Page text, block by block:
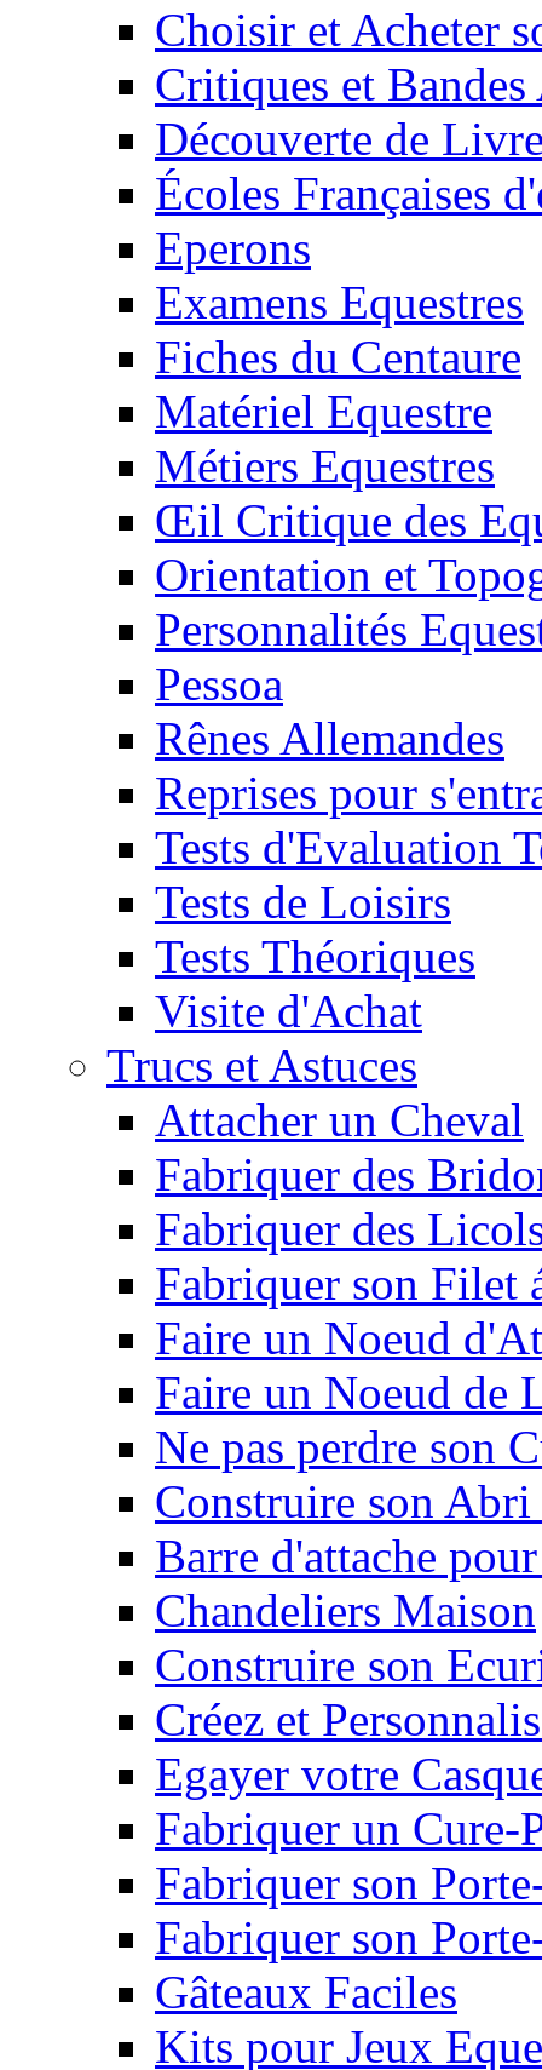
Choisir et Acheter
Critiques et
Découverte de
Écoles Françaises
Eperons
Examens Equestres
Fiches du Centaure
Matériel Equestre
Métiers Equestres
Œil Critique des
Orientation et
Personnalités
Pessoa
Rênes Allemandes
Reprises pour
Tests d'Evaluation
Tests de Loisirs
Tests Théoriques
Visite d'Achat
Trucs et Astuces
Attacher un Cheval
Fabriquer des
Fabriquer des
Fabriquer son Filet
Faire un Noeud
Faire un Noeud de
Ne pas perdre son
Construire son
Barre d'attache
Chandeliers Maison
Construire son
Créez et
Egayer votre
Fabriquer un Cure-
Fabriquer son
Fabriquer son
Gâteaux Faciles
Kits pour Jeux